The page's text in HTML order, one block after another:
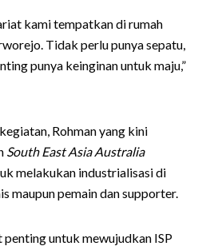
kami tempatkan di rumah
Tidak perlu punya sepatu,
punya keinginan untuk maju,”
Rohman yang kini
South East Asia Australia
melakukan industrialisasi di
maupun pemain dan supporter.
penting untuk mewujudkan ISP